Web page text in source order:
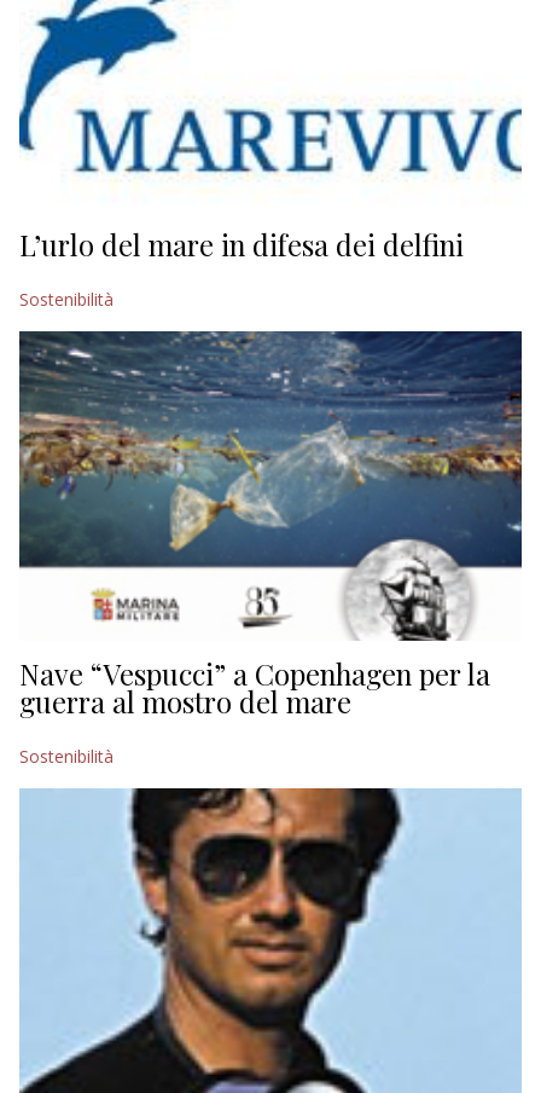
L’urlo del mare in difesa dei delfini
Sostenibilità
Nave “Vespucci” a Copenhagen per la
guerra al mostro del mare
Sostenibilità